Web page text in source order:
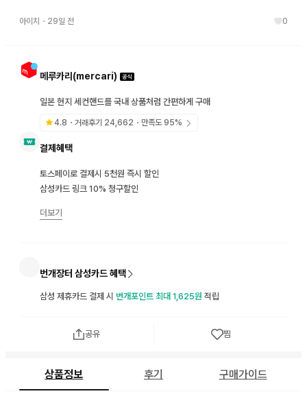
아이치 ・ 29일 전 0
메루카리(mercari)
일본 현지 세컨핸드를 국내 상품처럼 간편하게 구매
4.8 ・거래후기 24,662 ・만족도95%
결제혜택
토스페이로 결제시 5천원 즉시 할인
삼성카드 링크 10% 청구할인
더보기
번개장터 삼성카드 혜택
삼성 제휴카드 결제 시 번개포인트 최대 1,625원 적립
공유 찜
상품정보 후기 구매가이드